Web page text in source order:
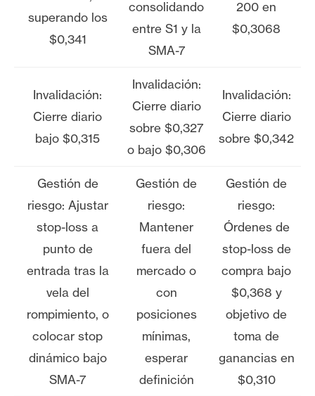
superando los
$0,341
consolidando
entre S1 y la
SMA-7
200 en
$0,3068
Invalidación:
Cierre diario
bajo $0,315
Invalidación:
Cierre diario
sobre $0,327
o bajo $0,306
Invalidación:
Cierre diario
sobre $0,342
Gestión de
riesgo: Ajustar
stop-loss a
punto de
entrada tras la
vela del
rompimiento, o
colocar stop
dinámico bajo
SMA-7
Gestión de
riesgo:
Mantener
fuera del
mercado o
con
posiciones
mínimas,
esperar
definición
Gestión de
riesgo:
Órdenes de
stop-loss de
compra bajo
$0,368 y
objetivo de
toma de
ganancias en
$0,310